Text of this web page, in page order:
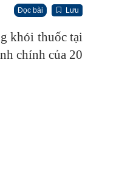
Đọc bài Lưu
khói thuốc tại
chính của 20